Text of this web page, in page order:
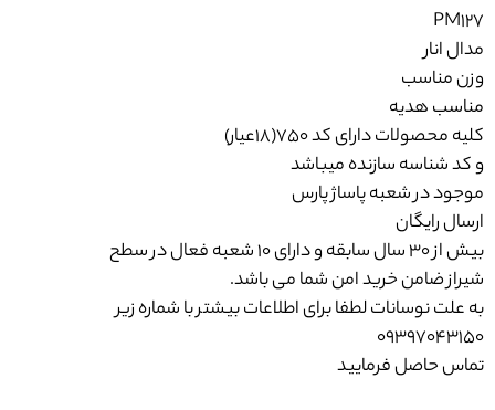
PM127
مدال انار
وزن مناسب
مناسب هدیه
کلیه محصولات دارای کد 750(18عیار)
و کد شناسه سازنده میباشد
موجود در شعبه پاساژ پارس
ارسال رایگان
بیش از 30 سال سابقه و دارای 10 شعبه فعال در سطح
شیراز ضامن خرید امن شما می باشد.
به علت نوسانات لطفا برای اطلاعات بیشتر با شماره زیر
09397043150
تماس حاصل فرمایید